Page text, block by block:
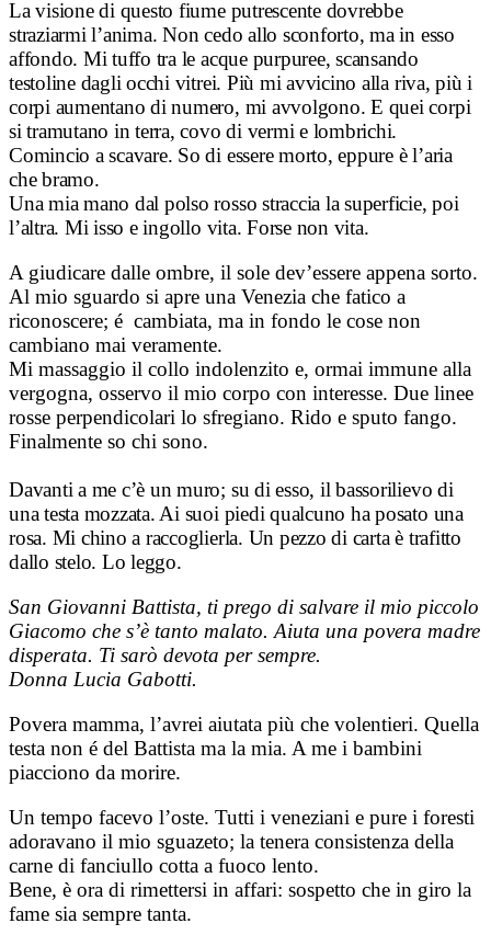
La visione di questo fiume putrescente dovrebbe
straziarmi l’anima. Non cedo allo sconforto, ma in esso
affondo. Mi tuffo tra le acque purpuree, scansando
testoline dagli occhi vitrei. Più mi avvicino alla riva, più i
corpi aumentano di numero, mi avvolgono. E quei corpi
si tramutano in terra, covo di vermi e lombrichi.
Comincio a scavare. So di essere morto, eppure è l’aria
che bramo.
Una mia mano dal polso rosso straccia la superficie, poi
l’altra. Mi isso e ingollo vita. Forse non vita.
A giudicare dalle ombre, il sole dev’essere appena sorto.
Al mio sguardo si apre una Venezia che fatico a
riconoscere; é cambiata, ma in fondo le cose non
cambiano mai veramente.
Mi massaggio il collo indolenzito e, ormai immune alla
vergogna, osservo il mio corpo con interesse. Due linee
rosse perpendicolari lo sfregiano. Rido e sputo fango.
Finalmente so chi sono.
Davanti a me c’è un muro; su di esso, il bassorilievo di
una testa mozzata. Ai suoi piedi qualcuno ha posato una
rosa. Mi chino a raccoglierla. Un pezzo di carta è trafitto
dallo stelo. Lo leggo.
San Giovanni Battista, ti prego di salvare il mio piccolo
Giacomo che s’è tanto malato. Aiuta una povera madre
disperata. Ti sarò devota per sempre.
Donna Lucia Gabotti.
Povera mamma, l’avrei aiutata più che volentieri. Quella
testa non é del Battista ma la mia. A me i bambini
piacciono da morire.
Un tempo facevo l’oste. Tutti i veneziani e pure i foresti
adoravano il mio sguazeto; la tenera consistenza della
carne di fanciullo cotta a fuoco lento.
Bene, è ora di rimettersi in affari: sospetto che in giro la
fame sia sempre tanta.